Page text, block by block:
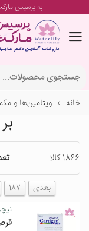
به پرسیس
خانه ویتامین‌ها و
1866 کالا
187 بعدی